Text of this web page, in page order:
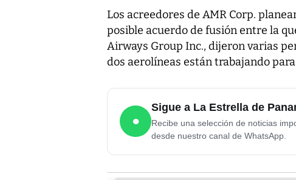
Los acreedores de AMR Corp.
posible acuerdo de fusión entre la
Airways Group Inc., dijeron varias
dos aerolíneas están trabajando
●
Sigue a La Estrella de
Recibe una selección de noticias
desde nuestro canal de WhatsApp.